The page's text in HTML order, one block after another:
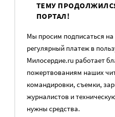
ТЕМУ
ПОРТАЛ!
Мы просим подписаться
регулярный платеж в
Милосердие.ru работает
пожертвованиям наших
командировки, съемки,
журналистов и
нужны средства.